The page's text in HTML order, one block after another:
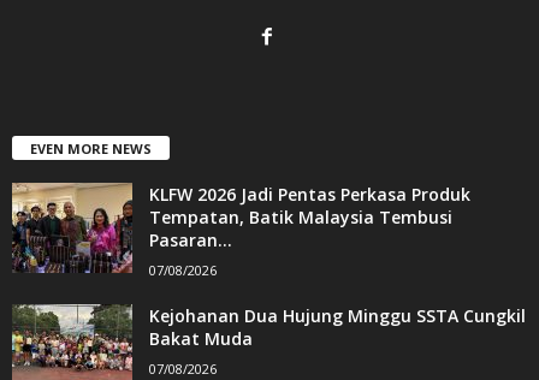
EVEN MORE NEWS
KLFW 2026 Jadi Pentas Perkasa Produk
Tempatan, Batik Malaysia Tembusi
Pasaran...
07/08/2026
Kejohanan Dua Hujung Minggu SSTA Cungkil
Bakat Muda
07/08/2026